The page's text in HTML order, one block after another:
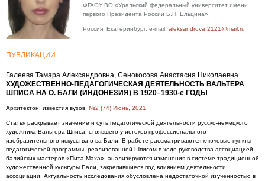
ФГАОУ ВО «Уральский федеральный университет имени
первого Президента России Б.Н. Ельцина»
Россия, Екатеринбург, e-mail: aleksandrova.2121@mail.ru
ПУБЛИКАЦИИ
Галеева Тамара Александровна, Сенокосова Анастасия Николаевна
ХУДОЖЕСТВЕННО-ПЕДАГОГИЧЕСКАЯ ДЕЯТЕЛЬНОСТЬ ВАЛЬТЕРА
ШПИСА НА О. БАЛИ (ИНДОНЕЗИЯ) В 1920–1930-е ГОДЫ
Архитектон: известия вузов. №2 (74) Июнь, 2021
Статья раскрывает значение и суть педагогической деятельности русско-немецкого
художника Вальтера Шписа, стоявшего у истоков профессионального
изобразительного искусства о-ва Бали. В работе рассматриваются ключевые пункты
педагогической программы, реализованной Шписом в ходе руководства ассоциацией
балийских мастеров «Пита Маха»; анализируются изменения в системе традиционной
художественной культуры Бали, закрепившиеся под влиянием деятельности
ассоциации. Актуальность исследования обусловлена недостаточной изученностью в